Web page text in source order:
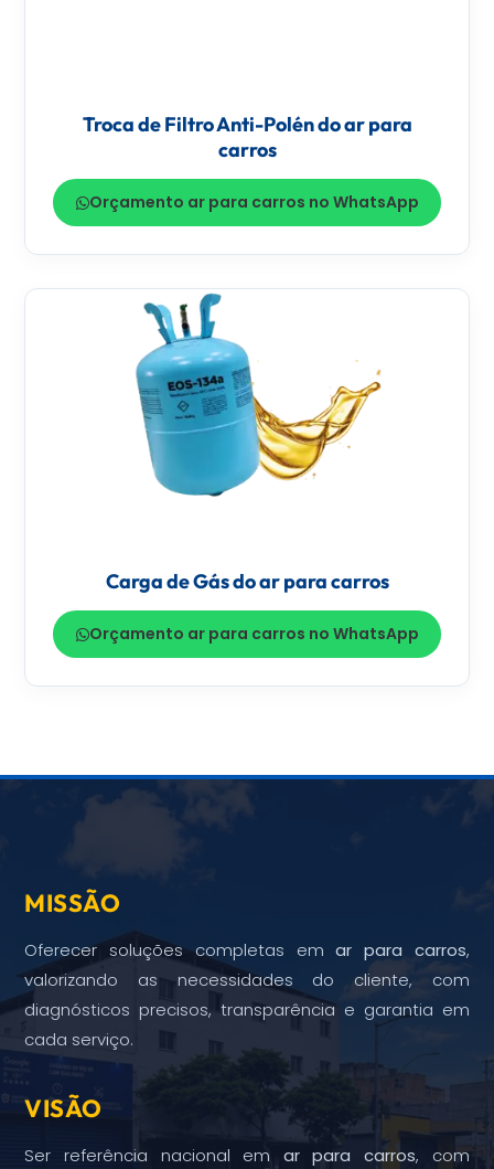
Troca de Filtro Anti-Polén do ar para
carros
Orçamento ar para carros no WhatsApp
Carga de Gás do ar para carros
Orçamento ar para carros no WhatsApp
MISSÃO
Oferecer soluções completas emar para carros,
valorizando as necessidades do cliente, com
diagnósticos precisos, transparência e garantia em
cada serviço.
VISÃO
Ser referência nacional em ar para carros, com